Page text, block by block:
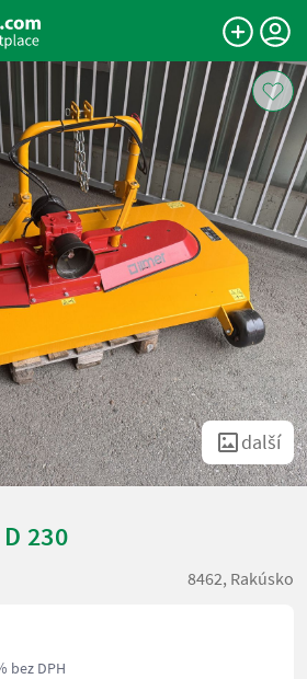
další
230
8462, Rakúsko
bez DPH